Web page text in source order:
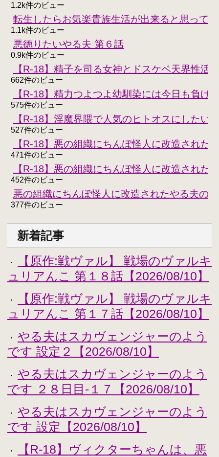
1.2k件のビュー
転生したらお気楽貴族生活が出来ると思って
1.1k件のビュー
悪徳りたいやる夫 第６話
0.9k件のビュー
【R-18】精子を司る女神とドスケベ天界性活
662件のビュー
【R-18】精力つよつよ幼馴染には今日も負け
575件のビュー
【R-18】淫魔界隈で人気のヒトオスにしたい
527件のビュー
【R-18】悪の組織にちんぽ怪人に改造された
471件のビュー
【R-18】悪の組織にちんぽ怪人に改造された
452件のビュー
悪の組織にちんぽ怪人に改造されたやる夫の
377件のビュー
新着記事
・
【原作:戦ヴァル】 戦場のヴァルキ
ュリアんこ 第１８話【2026/08/10】
・
【原作:戦ヴァル】 戦場のヴァルキ
ュリアんこ 第１７話【2026/08/10】
・
やる夫はスカヴェンジャーのよう
です 設定２【2026/08/10】
・
やる夫はスカヴェンジャーのよう
です ２８日目-１７【2026/08/10】
・
やる夫はスカヴェンジャーのよう
です 設定【2026/08/10】
・
【R-18】ヴィクターちゃんは、悪